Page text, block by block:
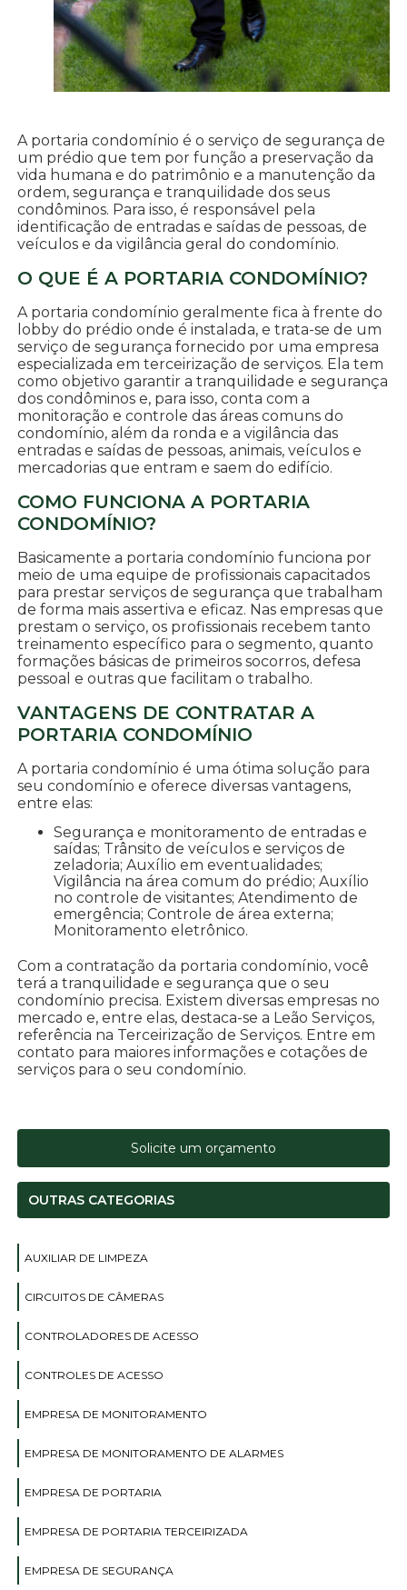
A portaria condomínio é o serviço de segurança de
um prédio que tem por função a preservação da
vida humana e do patrimônio e a manutenção da
ordem, segurança e tranquilidade dos seus
condôminos. Para isso, é responsável pela
identificação de entradas e saídas de pessoas, de
veículos e da vigilância geral do condomínio.
O QUE É A PORTARIA CONDOMÍNIO?
A portaria condomínio geralmente fica à frente do
lobby do prédio onde é instalada, e trata-se de um
serviço de segurança fornecido por uma empresa
especializada em terceirização de serviços. Ela tem
como objetivo garantir a tranquilidade e segurança
dos condôminos e, para isso, conta com a
monitoração e controle das áreas comuns do
condomínio, além da ronda e a vigilância das
entradas e saídas de pessoas, animais, veículos e
mercadorias que entram e saem do edifício.
COMO FUNCIONA A PORTARIA
CONDOMÍNIO?
Basicamente a portaria condomínio funciona por
meio de uma equipe de profissionais capacitados
para prestar serviços de segurança que trabalham
de forma mais assertiva e eficaz. Nas empresas que
prestam o serviço, os profissionais recebem tanto
treinamento específico para o segmento, quanto
formações básicas de primeiros socorros, defesa
pessoal e outras que facilitam o trabalho.
VANTAGENS DE CONTRATAR A
PORTARIA CONDOMÍNIO
A portaria condomínio é uma ótima solução para
seu condomínio e oferece diversas vantagens,
entre elas:
Segurança e monitoramento de entradas e
saídas; Trânsito de veículos e serviços de
zeladoria; Auxílio em eventualidades;
Vigilância na área comum do prédio; Auxílio
no controle de visitantes; Atendimento de
emergência; Controle de área externa;
Monitoramento eletrônico.
Com a contratação da portaria condomínio, você
terá a tranquilidade e segurança que o seu
condomínio precisa. Existem diversas empresas no
mercado e, entre elas, destaca-se a Leão Serviços,
referência na Terceirização de Serviços. Entre em
contato para maiores informações e cotações de
serviços para o seu condomínio.
Solicite um orçamento
OUTRAS CATEGORIAS
AUXILIAR DE LIMPEZA
CIRCUITOS DE CÂMERAS
CONTROLADORES DE ACESSO
CONTROLES DE ACESSO
EMPRESA DE MONITORAMENTO
EMPRESA DE MONITORAMENTO DE ALARMES
EMPRESA DE PORTARIA
EMPRESA DE PORTARIA TERCEIRIZADA
EMPRESA DE SEGURANÇA